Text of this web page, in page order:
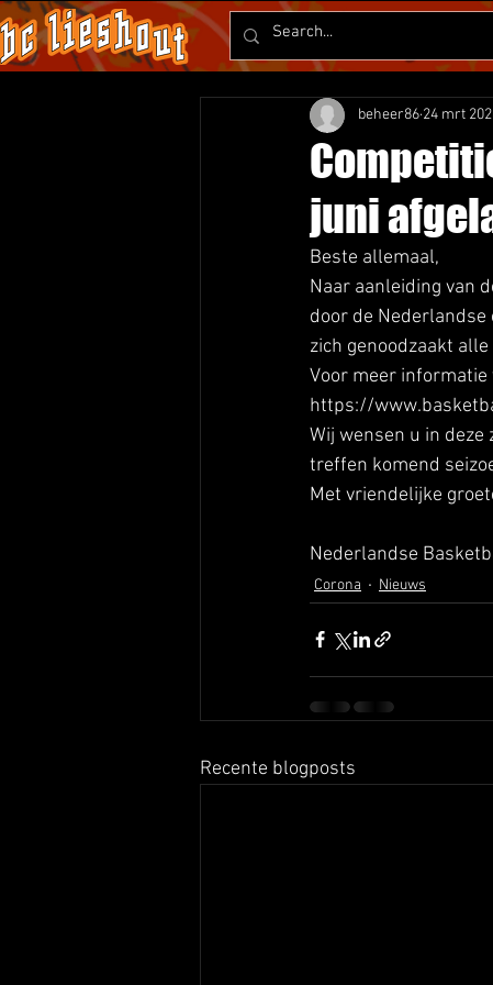
juni
beheer86 24 mrt
Beste allemaal,
Naar aanleiding van
door de
zich genoodzaakt
Voor meer
https://
Wij wensen u in
treffen komend
Met vriendelijke
Nederlandse
Corona Nieuws
Recente blogposts